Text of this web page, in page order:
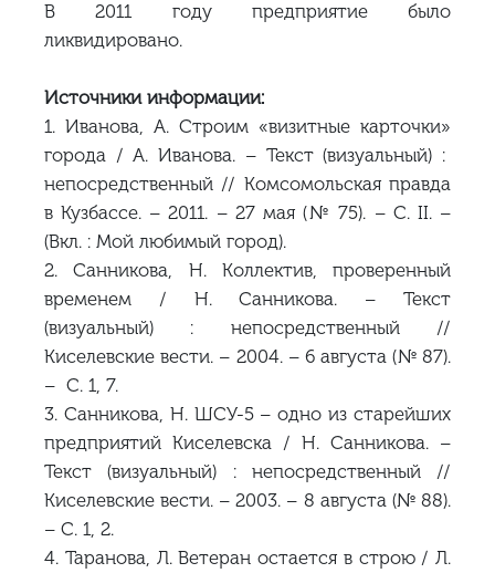
В 2011 году предприятие было
ликвидировано.
Источники информации:
1. Иванова, А. Строим «визитные карточки»
города / А. Иванова. – Текст (визуальный) :
непосредственный // Комсомольская правда
в Кузбассе. – 2011. – 27 мая (№ 75). – С. II. –
(Вкл. : Мой любимый город).
2. Санникова, Н. Коллектив, проверенный
временем / Н. Санникова. – Текст
(визуальный) : непосредственный //
Киселевские вести. – 2004. – 6 августа (№ 87).
– С. 1, 7.
3. Санникова, Н. ШСУ-5 – одно из старейших
предприятий Киселевска / Н. Санникова. –
Текст (визуальный) : непосредственный //
Киселевские вести. – 2003. – 8 августа (№ 88).
– С. 1, 2.
4. Таранова, Л. Ветеран остается в строю / Л.